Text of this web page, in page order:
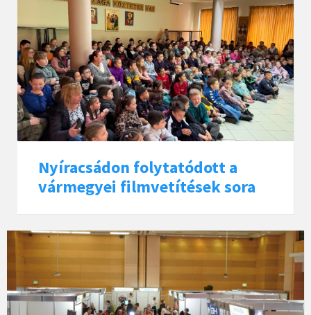
Nyíracsádon folytatódott a
vármegyei filmvetítések sora